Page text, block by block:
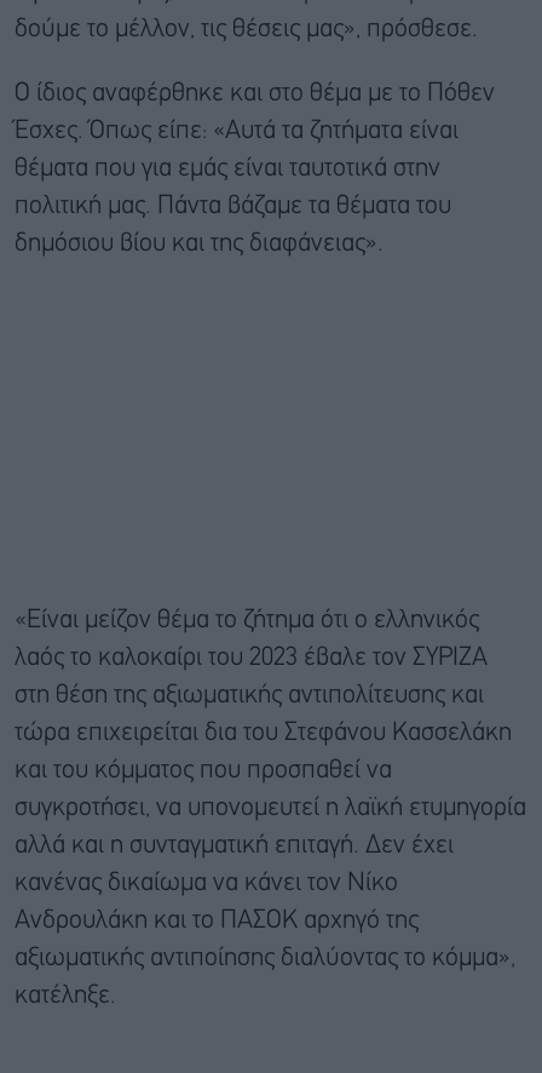
δούμε το μέλλον, τις θέσεις μας», πρόσθεσε.
Ο ίδιος αναφέρθηκε και στο θέμα με το Πόθεν
Έσχες. Όπως είπε: «Αυτά τα ζητήματα είναι
θέματα που για εμάς είναι ταυτοτικά στην
πολιτική μας. Πάντα βάζαμε τα θέματα του
δημόσιου βίου και της διαφάνειας».
«Είναι μείζον θέμα το ζήτημα ότι ο ελληνικός
λαός το καλοκαίρι του 2023 έβαλε τον ΣΥΡΙΖΑ
στη θέση της αξιωματικής αντιπολίτευσης και
τώρα επιχειρείται δια του Στεφάνου Κασσελάκη
και του κόμματος που προσπαθεί να
συγκροτήσει, να υπονομευτεί η λαϊκή ετυμηγορία
αλλά και η συνταγματική επιταγή. Δεν έχει
κανένας δικαίωμα να κάνει τον Νίκο
Ανδρουλάκη και το ΠΑΣΟΚ αρχηγό της
αξιωματικής αντιποίησης διαλύοντας το κόμμα»,
κατέληξε.